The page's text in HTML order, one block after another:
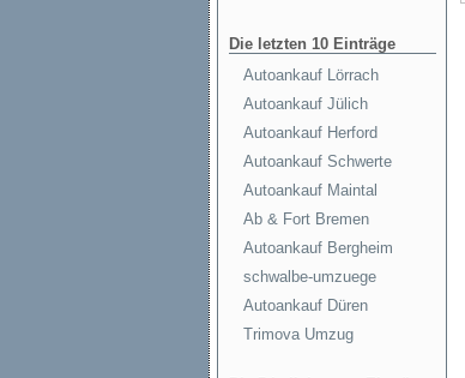
Die letzten 10 Einträge
Autoankauf Lörrach
Autoankauf Jülich
Autoankauf Herford
Autoankauf Schwerte
Autoankauf Maintal
Ab & Fort Bremen
Autoankauf Bergheim
schwalbe-umzuege
Autoankauf Düren
Trimova Umzug